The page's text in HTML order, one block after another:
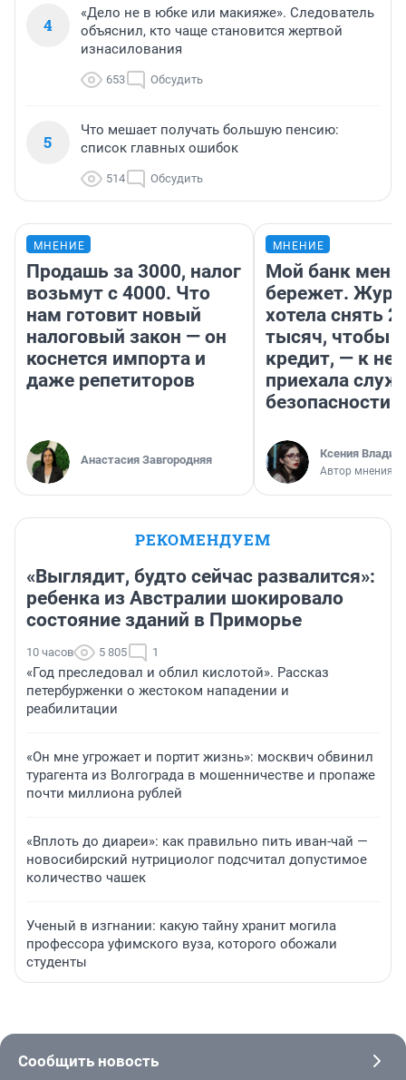
4
«Дело не в юбке или макияже». Следователь
объяснил, кто чаще становится жертвой
изнасилования
653 Обсудить
5
Что мешает получать большую пенсию:
список главных ошибок
514 Обсудить
МНЕНИЕ
Продашь за 3000, налог
возьмут с 4000. Что
нам готовит новый
налоговый закон — он
коснется импорта и
даже репетиторов
Анастасия Завгородняя
МНЕНИЕ
Мой банк меня
бережет.
хотела снять
тысяч, чтобы
кредит, — к
приехала
безопасности
Ксения
Автор мнения
РЕКОМЕНДУЕМ
«Выглядит, будто сейчас развалится»:
ребенка из Австралии шокировало
состояние зданий в Приморье
10 часов 5 805 1
«Год преследовал и облил кислотой». Рассказ
петербурженки о жестоком нападении и
реабилитации
«Он мне угрожает и портит жизнь»: москвич обвинил
турагента из Волгограда в мошенничестве и пропаже
почти миллиона рублей
«Вплоть до диареи»: как правильно пить иван-чай —
новосибирский нутрициолог подсчитал допустимое
количество чашек
Ученый в изгнании: какую тайну хранит могила
профессора уфимского вуза, которого обожали
студенты
Сообщить новость